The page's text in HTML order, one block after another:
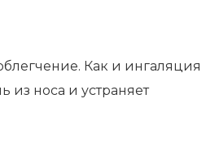
Как и ингаляция
из носа и устраняет